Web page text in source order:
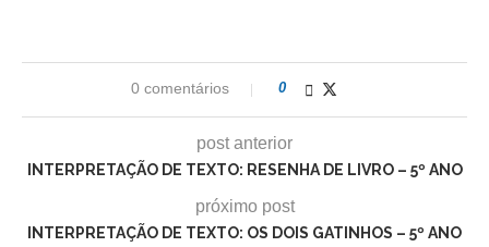
0 comentários 0
post anterior
INTERPRETAÇÃO DE TEXTO: RESENHA DE LIVRO – 5º ANO
próximo post
INTERPRETAÇÃO DE TEXTO: OS DOIS GATINHOS – 5º ANO